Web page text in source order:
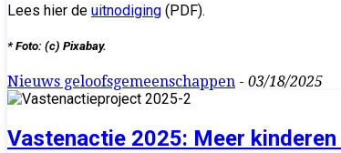
Lees hier de uitnodiging (PDF).
* Foto: (c) Pixabay.
Nieuws geloofsgemeenschappen - 03/18/2025
Vastenactie 2025: Meer